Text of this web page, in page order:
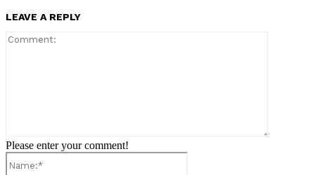
LEAVE A REPLY
Please enter your comment!